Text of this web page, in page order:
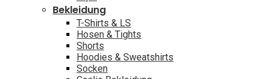
Bekleidung
T-Shirts & LS
Hosen & Tights
Shorts
Hoodies & Sweatshirts
Socken